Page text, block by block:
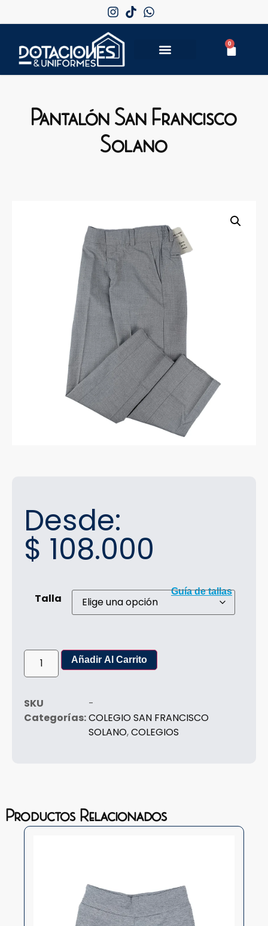
0
Pantalón San Francisco
Solano
Desde:
$ 108.000
Guía de tallas
Talla
Añadir Al Carrito
SKU
-
Categorías:COLEGIO SAN FRANCISCO
SOLANO,COLEGIOS
Productos Relacionados